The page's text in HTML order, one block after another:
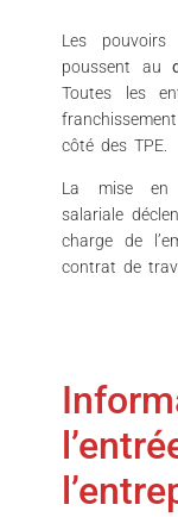
Les
poussent au
Toutes les
côté des TPE.
La mise en
salariale
charge de
contrat de